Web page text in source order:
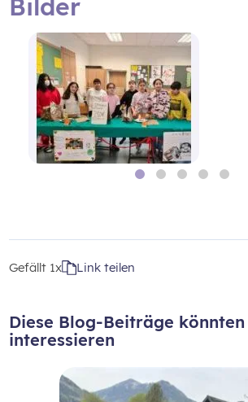
Bilder
Gefällt 1x Link teilen
Diese Blog-Beiträge könnten
interessieren